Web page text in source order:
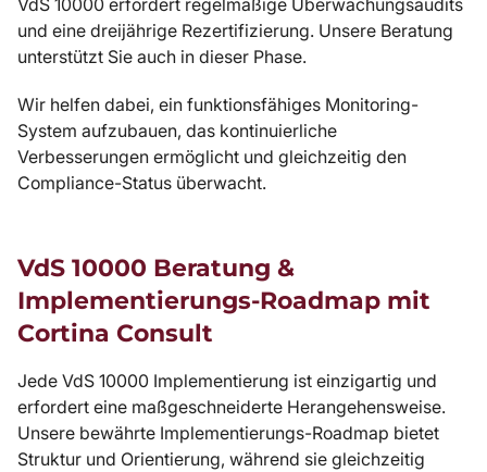
und eine dreijährige Rezertifizierung. Unsere Beratung
unterstützt Sie auch in dieser Phase.
Wir helfen dabei, ein funktionsfähiges Monitoring-
System aufzubauen, das kontinuierliche
Verbesserungen ermöglicht und gleichzeitig den
Compliance-Status überwacht.
VdS 10000 Beratung &
Implementierungs-Roadmap mit
Cortina Consult
Jede VdS 10000 Implementierung ist einzigartig und
erfordert eine maßgeschneiderte Herangehensweise.
Unsere bewährte Implementierungs-Roadmap bietet
Struktur und Orientierung, während sie gleichzeitig